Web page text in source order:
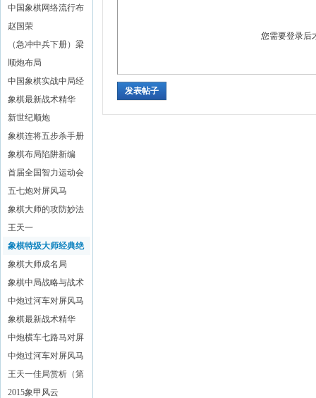
中国象棋网络流行布
局探秘
赵国荣
（急冲中兵下册）梁
文斌
顺炮布局
中国象棋实战中局经
典
象棋最新战术精华
(二)
新世纪顺炮
象棋连将五步杀手册
象棋布局陷阱新编
首届全国智力运动会
象棋赛对局精解
五七炮对屏风马
象棋大师的攻防妙法
王天一
象棋特级大师经典绝
活
象棋大师成名局
象棋中局战略与战术
中炮过河车对屏风马
平炮兑车
象棋最新战术精华
(五)
中炮横车七路马对屏
风马全盘战术
中炮过河车对屏风马
左马盘河
王天一佳局赏析（第
二辑）
2015象甲风云
您需要登录后
发表帖子